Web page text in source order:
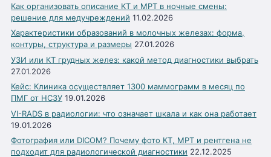
Как организовать описание КТ и МРТ в ночные смены:
решение для медучреждений 11.02.2026
Характеристики образований в молочных железах: форма,
контуры, структура и размеры 27.01.2026
УЗИ или КТ грудных желез: какой метод диагностики выбрать
27.01.2026
Кейс: Клиника осуществляет 1300 маммограмм в месяц по
ПМГ от НСЗУ 19.01.2026
VI-RADS в радиологии: что означает шкала и как она работает
19.01.2026
Фотография или DICOM? Почему фото КТ, МРТ и рентгена не
подходит для радиологической диагностики 22.12.2025